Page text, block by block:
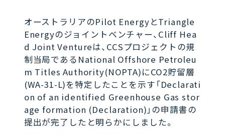
オーストラリアのPilot EnergyとTriangle
Energyのジョイントベンチャー、Cliff Hea
d Joint Ventureは、CCSプロジェクトの規
制当局であるNational Offshore Petroleu
m Titles Authority(NOPTA)にCO2貯留層
(WA-31-L)を特定したことを示す「Declarati
on of an identified Greenhouse Gas stor
age formation (Declaration)」の申請書の
提出が完了したと明らかにしました。